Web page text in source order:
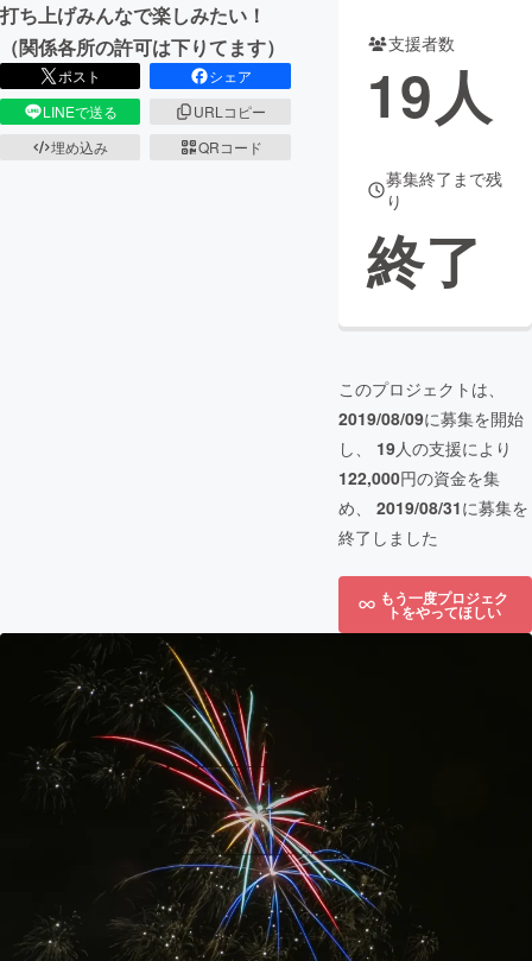
打ち上げみんなで楽しみたい！
（関係各所の許可は下りてます）
ポスト
シェア
LINEで送る
URLコピー
埋め込み
QRコード
支援者数
19人
募集終了まで残
り
終了
このプロジェクトは、
2019/08/09に募集を開始
し、 19人の支援により
122,000円の資金を集
め、 2019/08/31に募集を
終了しました
もう一度プロジェク
トをやってほしい